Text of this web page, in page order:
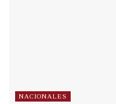
NACIONALES